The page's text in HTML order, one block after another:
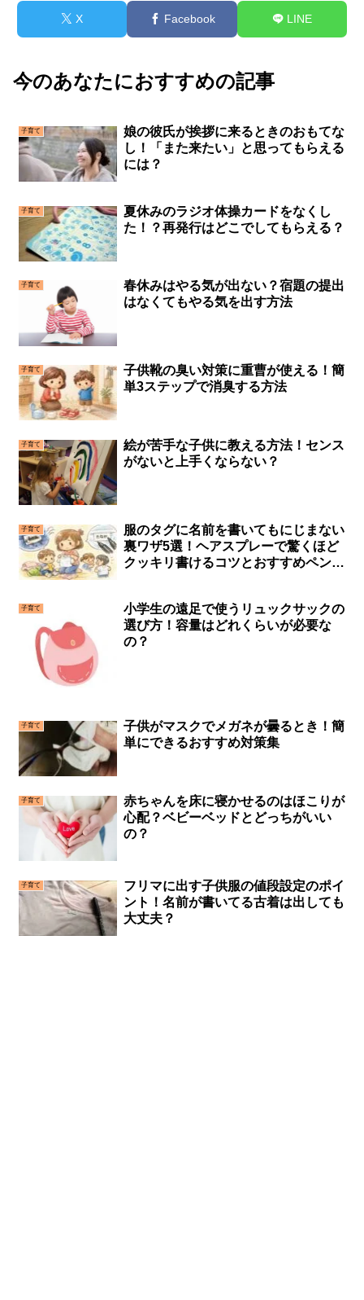
X Facebook LINE
今のあなたにおすすめの記事
子育て
娘の彼氏が挨拶に来るときのおもてな
し！「また来たい」と思ってもらえる
には？
子育て
夏休みのラジオ体操カードをなくし
た！？再発行はどこでしてもらえる？
子育て
春休みはやる気が出ない？宿題の提出
はなくてもやる気を出す方法
子育て
子供靴の臭い対策に重曹が使える！簡
単3ステップで消臭する方法
子育て
絵が苦手な子供に教える方法！センス
がないと上手くならない？
子育て
服のタグに名前を書いてもにじまない
裏ワザ5選！ヘアスプレーで驚くほど
クッキリ書けるコツとおすすめペンを
子育て
小学生の遠足で使うリュックサックの
選び方！容量はどれくらいが必要な
の？
子育て
子供がマスクでメガネが曇るとき！簡
単にできるおすすめ対策集
子育て
赤ちゃんを床に寝かせるのはほこりが
心配？ベビーベッドとどっちがいい
の？
子育て
フリマに出す子供服の値段設定のポイ
ント！名前が書いてる古着は出しても
大丈夫？